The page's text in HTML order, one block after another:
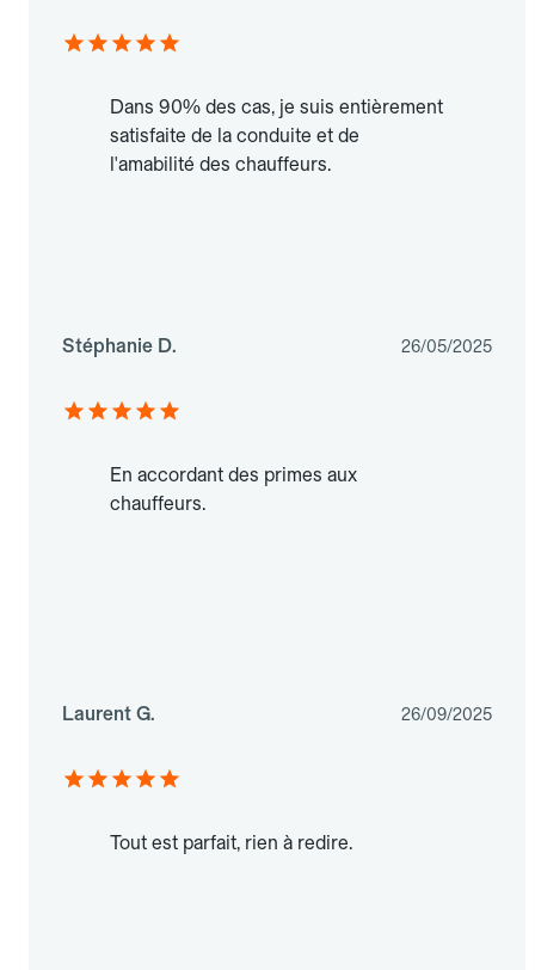
Dans 90% des cas, je suis entièrement
satisfaite de la conduite et de
l'amabilité des chauffeurs.
Stéphanie D. 26/05/2025
En accordant des primes aux
chauffeurs.
Laurent G. 26/09/2025
Tout est parfait, rien à redire.